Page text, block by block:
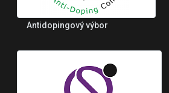
Antidopingový výbor